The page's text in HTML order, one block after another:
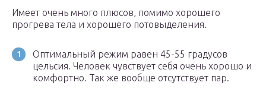
Имеет очень много плюсов, помимо хорошего
прогрева тела и хорошего потовыделения.
Оптимальный режим равен 45-55 градусов
цельсия. Человек чувствует себя очень хорошо и
комфортно. Так же вообще отсутствует пар.